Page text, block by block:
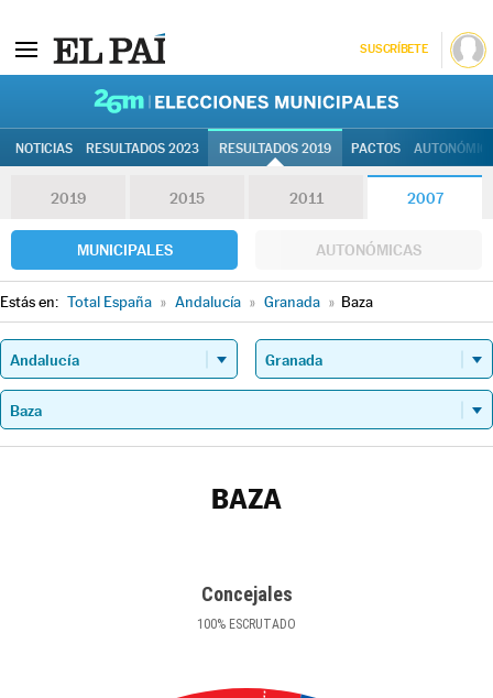
SUSCRÍBETE
NOTICIAS RESULTADOS 2023 RESULTADOS 2019 PACTOS
2019 2015 2011 2007
MUNICIPALES AUTONÓMICAS
Estás en: Total España » Andalucía » Granada » Baza
BAZA
Concejales
100% ESCRUTADO